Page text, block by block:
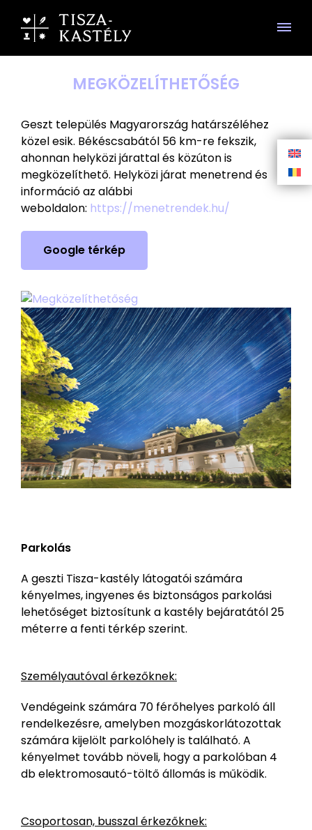
MEGKÖZELÍTHETŐSÉG
Geszt település Magyarország határszéléhez
közel esik. Békéscsabától 56 km-re fekszik,
ahonnan helyközi járattal és közúton is
megközelíthető. Helyközi járat menetrend és
információ az alábbi
weboldalon: https://menetrendek.hu/
Google térkép
Parkolás
A geszti Tisza-kastély látogatói számára
kényelmes, ingyenes és biztonságos parkolási
lehetőséget biztosítunk a kastély bejáratától 25
méterre a fenti térkép szerint.
Személyautóval érkezőknek:
Vendégeink számára 70 férőhelyes parkoló áll
rendelkezésre, amelyben mozgáskorlátozottak
számára kijelölt parkolóhely is található. A
kényelmet tovább növeli, hogy a parkolóban 4
db elektromosautó-töltő állomás is működik.
Csoportosan, busszal érkezőknek: